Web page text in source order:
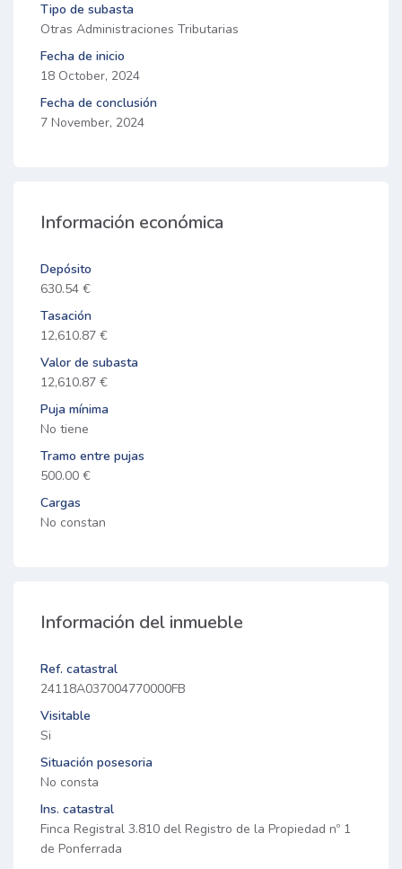
Tipo de subasta
Otras Administraciones Tributarias
Fecha de inicio
18 October, 2024
Fecha de conclusión
7 November, 2024
Información económica
Depósito
630.54 €
Tasación
12,610.87 €
Valor de subasta
12,610.87 €
Puja mínima
No tiene
Tramo entre pujas
500.00 €
Cargas
No constan
Información del inmueble
Ref. catastral
24118A037004770000FB
Visitable
Si
Situación posesoria
No consta
Ins. catastral
Finca Registral 3.810 del Registro de la Propiedad nº 1
de Ponferrada